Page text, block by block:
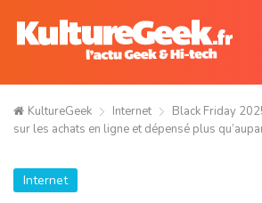
KultureGeek Internet
Black Friday
sur les achats en ligne et dépensé plus
Internet